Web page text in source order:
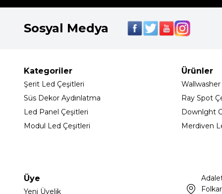
Sosyal Medya
Kategoriler
Şerit Led Çeşitleri
Süs Dekor Aydınlatma
Led Panel Çeşitleri
Modul Led Çeşitleri
Ürünler
Ray Spot
Downlght
Merdiven
Üye
Yeni Üyelik